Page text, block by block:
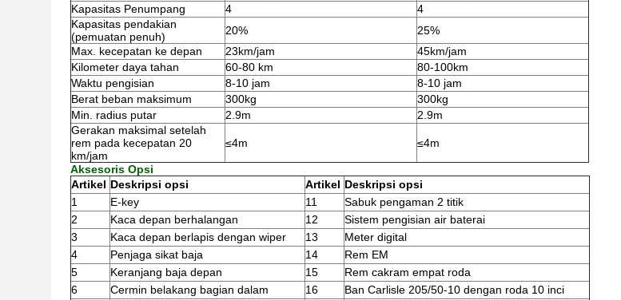
Kapasitas Penumpang
4
4
Kapasitas pendakian
(pemuatan penuh)
20%
25%
Max. kecepatan ke depan
23km/jam
45km/jam
Kilometer daya tahan
60-80 km
80-100km
Waktu pengisian
8-10 jam
8-10 jam
Berat beban maksimum
300kg
300kg
Min. radius putar
2.9m
2.9m
Gerakan maksimal setelah
rem pada kecepatan 20
km/jam
≤4m ≤4m
Aksesoris Opsi
Artikel Deskripsi opsi Artikel Deskripsi opsi
1
E-key 11
Sabuk pengaman 2 titik
2
Kaca depan berhalangan 12
Sistem pengisian air baterai
3
Kaca depan berlapis dengan wiper 13
Meter digital
4
Penjaga sikat baja 14
Rem EM
5
Keranjang baja depan 15
Rem cakram empat roda
6
Cermin belakang bagian dalam 16
Ban Carlisle 205/50-10 dengan roda 10 inci